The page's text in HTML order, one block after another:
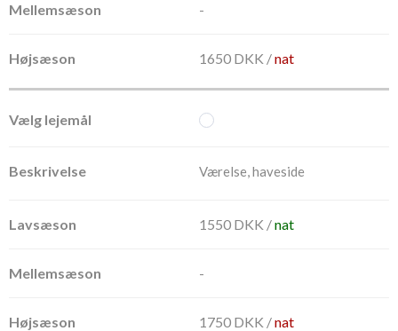
-
1650 DKK /nat
Værelse, haveside
1550 DKK /nat
-
1750 DKK /nat